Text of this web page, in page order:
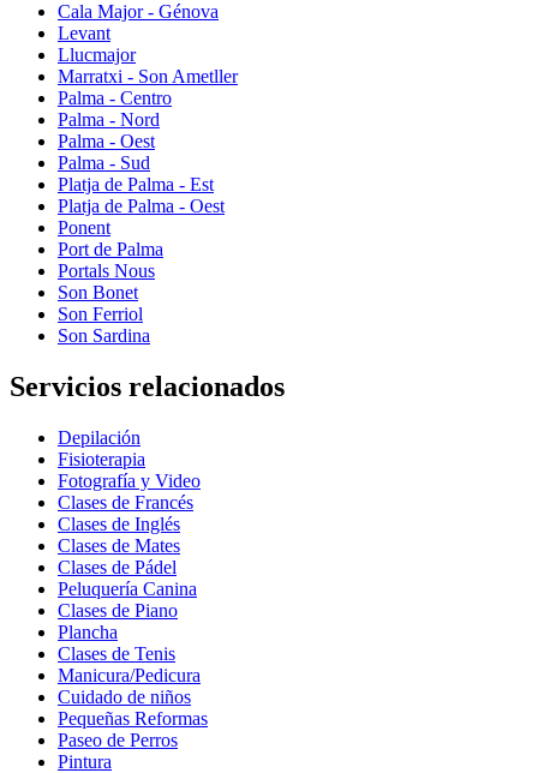
Cala Major - Génova
Levant
Llucmajor
Marratxi - Son Ametller
Palma - Centro
Palma - Nord
Palma - Oest
Palma - Sud
Platja de Palma - Est
Platja de Palma - Oest
Ponent
Port de Palma
Portals Nous
Son Bonet
Son Ferriol
Son Sardina
Servicios relacionados
Depilación
Fisioterapia
Fotografía y Video
Clases de Francés
Clases de Inglés
Clases de Mates
Clases de Pádel
Peluquería Canina
Clases de Piano
Plancha
Clases de Tenis
Manicura/Pedicura
Cuidado de niños
Pequeñas Reformas
Paseo de Perros
Pintura